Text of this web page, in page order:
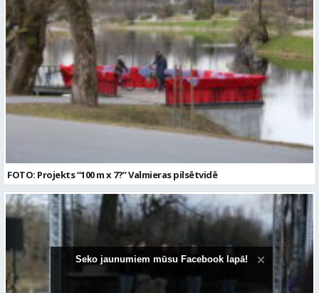
FOTO: Projekts “100 m x 7?” Valmieras pilsētvidē
Seko jaunumiem mūsu Facebook lapā!